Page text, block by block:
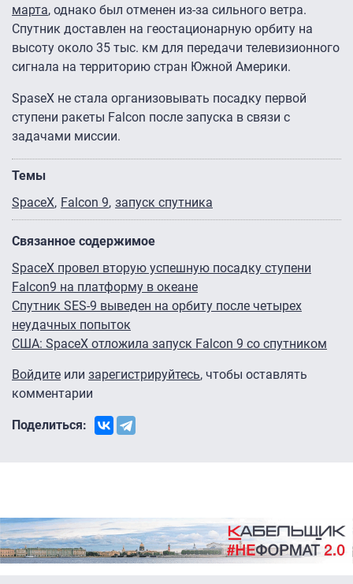
марта, однако был отменен из-за сильного ветра.
Спутник доставлен на геостационарную орбиту на
высоту около 35 тыс. км для передачи телевизионного
сигнала на территорию стран Южной Америки.
SpaseX не стала организовывать посадку первой
ступени ракеты Falcon после запуска в связи с
задачами миссии.
Темы
SpaceX Falcon 9 запуск спутника
Связанное содержимое
SpaceX провел вторую успешную посадку ступени
Falcon9 на платформу в океане
Спутник SES-9 выведен на орбиту после четырех
неудачных попыток
США: SpaceX отложила запуск Falcon 9 со спутником
Войдите или зарегистрируйтесь, чтобы оставлять
комментарии
Поделиться: